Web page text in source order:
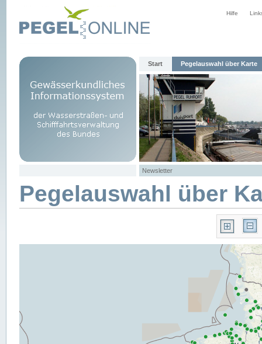
Hilfe
Start Pegelauswahl über Karte
Newsletter
Pegelauswahl über